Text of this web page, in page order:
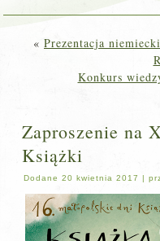
« Prezentacja
Konkurs
Zaproszenie na
Książki
Dodane 20 kwietnia 2017 |